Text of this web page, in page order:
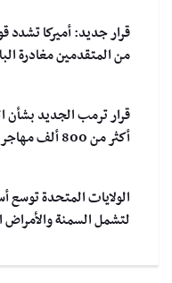
قرار جديد: أميركا تشدد
من المتقدمين مغادرة
قرار ترمب الجديد بشأن
أكثر من 800 ألف مهاجر سنوياً
الولايات المتحدة
لتشمل السمنة والأمراض